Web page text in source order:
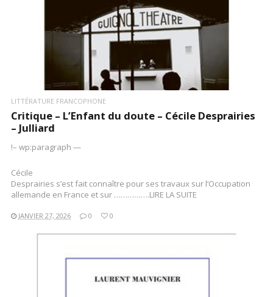
LITTÉRATURE FRANCOPHONE
Critique – L’Enfant du doute – Cécile Desprairies
– Julliard
!– wp:paragraph —
Cécile
Desprairies s’est fait connaître pour ses travaux sur l’Occupation
allemande en France et sur …………….LIRE LA SUITE
JANVIER 27, 2026 0 0